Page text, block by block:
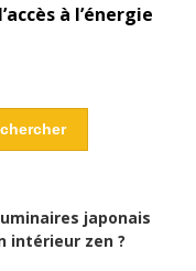
à l’énergie
japonais
intérieur zen ?